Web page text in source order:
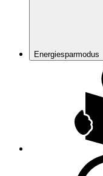
Energiesparmodus